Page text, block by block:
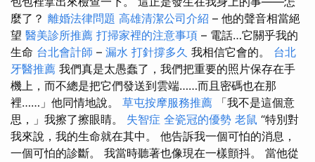
麼了？ 離婚法律問題 高雄清潔公司介紹 – 他的聲音相當絕
望 醫美診所推薦 打掃家裡的注意事項 – 電話…它關乎我的
生命 台北會計師 – 漏水 打針撐多久 我相信它會的。 台北
牙醫推薦 我們真是太愚蠢了，我們把重要的照片保存在手
機上，而不總是把它們發送到雲端……而且密碼也在那
裡……」他同情地說。 草屯按摩服務推薦
「我不是這個意
思，」我擦了擦眼睛。 失智症 全瓷冠的優勢 老鼠 “特別對
我來說，我的生命就在其中。 他告訴我一個可怕的消息，
一個可怕的診斷。 我當時聽著也像現在一樣顫抖。 當他從